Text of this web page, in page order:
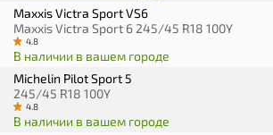
Maxxis Victra Sport VS6
Maxxis Victra Sport 6 245/45 R18 100Y
4.8
В наличии в вашем городе
Michelin Pilot Sport 5
245/45 R18 100Y
4.8
В наличии в вашем городе